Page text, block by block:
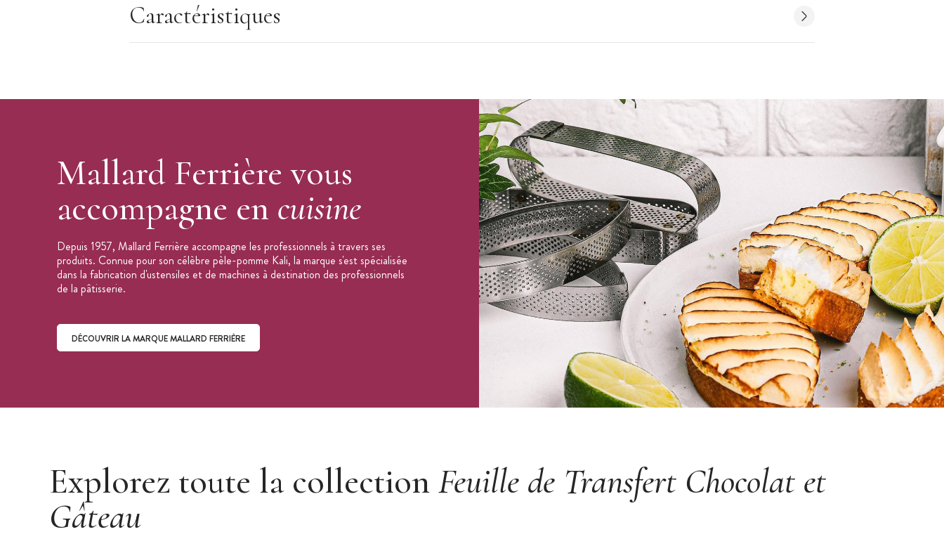
lame fine.
Placez au réfrigérateur une vingtaine de minutes.
Design original
Caractéristiques des Feuilles de Transfert:
Motif :musique jaune
Lot de 10
Conservation : au sec entre 15 et 20°C
Caractéristiques
Mallard Ferrière vous
accompagne en cuisine
Depuis 1957, Mallard Ferrière accompagne les professionnels à travers ses
produits. Connue pour son célèbre pèle-pomme Kali, la marque s'est spécialisée
dans la fabrication d'ustensiles et de machines à destination des professionnels
de la pâtisserie.
DÉCOUVRIR LA MARQUE MALLARD FERRIÈRE
Explorez toute la collection Feuille de Transfert Chocolat et
Gâteau